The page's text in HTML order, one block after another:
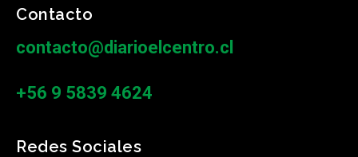
Contacto
contacto@diarioelcentro.cl
+56 9 5839 4624
Redes Sociales